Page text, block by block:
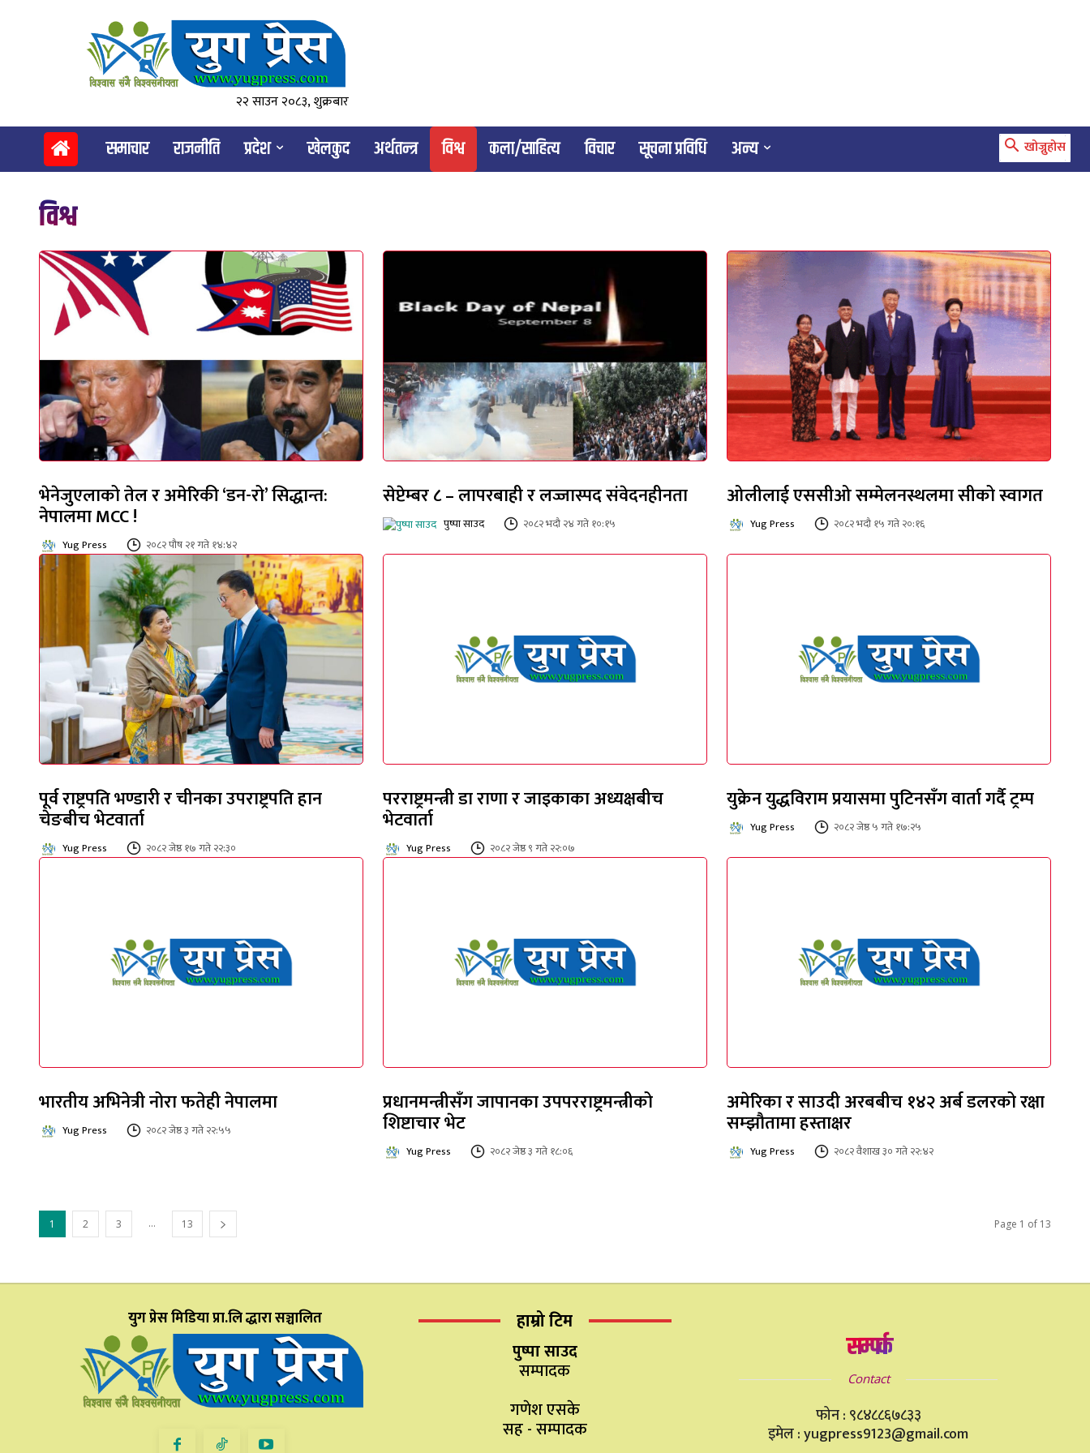
२२ साउन २०८३, शुक्रबार
समाचार राजनीति प्रदेश खेलकुद अर्थतन्त्र विश्व कला/साहित्य विचार सूचना प्रविधि अन्य खोज्नुहोस
विश्व
भेनेजुएलाको तेल र अमेरिकी ‘डन-रो’ सिद्धान्त:
नेपालमा MCC !
Yug Press २०८२ पौष २१ गते १४:४२
सेप्टेम्बर ८ – लापरबाही र लज्जास्पद संवेदनहीनता
पुष्पा साउद २०८२ भदौ २४ गते १०:१५
ओलीलाई एससीओ सम्मेलनस्थलमा सीको स्वागत
Yug Press २०८२ भदौ १५ गते २०:१६
पूर्व राष्ट्रपति भण्डारी र चीनका उपराष्ट्रपति हान
चेङबीच भेटवार्ता
Yug Press २०८२ जेष्ठ १७ गते २२:३०
परराष्ट्रमन्त्री डा राणा र जाइकाका अध्यक्षबीच
भेटवार्ता
Yug Press २०८२ जेष्ठ ९ गते २२:०७
युक्रेन युद्धविराम प्रयासमा पुटिनसँग वार्ता गर्दै ट्रम्प
Yug Press २०८२ जेष्ठ ५ गते १७:२५
भारतीय अभिनेत्री नोरा फतेही नेपालमा
Yug Press २०८२ जेष्ठ ३ गते २२:५५
प्रधानमन्त्रीसँग जापानका उपपरराष्ट्रमन्त्रीको
शिष्टाचार भेट
Yug Press २०८२ जेष्ठ ३ गते १८:०६
अमेरिका र साउदी अरबबीच १४२ अर्ब डलरको रक्षा
सम्झौतामा हस्ताक्षर
Yug Press २०८२ वैशाख ३० गते २२:४२
1 2 3 ... 13 Page 1 of 13
युग प्रेस मिडिया प्रा.लि द्धारा सञ्चालित हाम्रो टिम
पुष्पा साउद
सम्पादक
गणेश एसके
सह - सम्पादक
सम्पर्क
Contact
फोन : ९८४८८६७८३३
इमेल : yugpress9123@gmail.com